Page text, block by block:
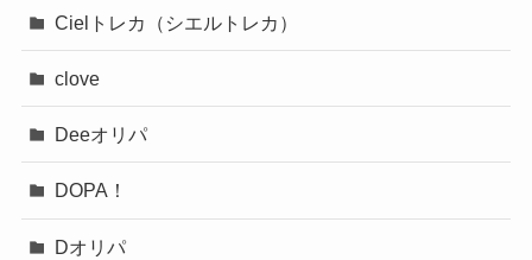
Cielトレカ（シエルトレカ）
clove
Deeオリパ
DOPA！
Dオリパ